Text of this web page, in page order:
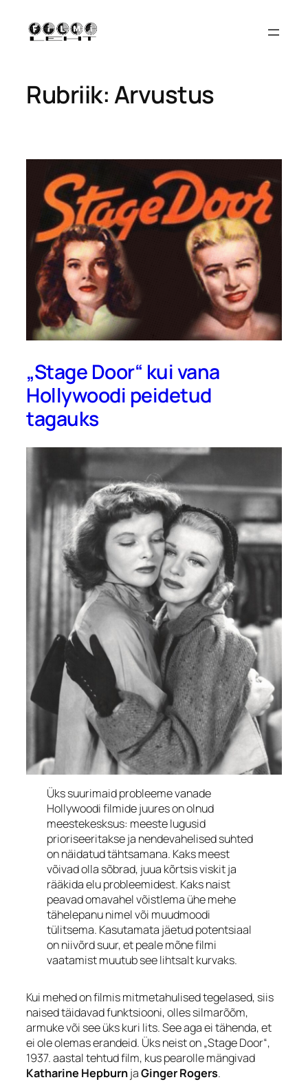
sisu
juurde
Rubriik:Arvustus
„Stage Door“ kui vana
Hollywoodi peidetud
tagauks
Üks suurimaid probleeme vanade
Hollywoodi filmide juures on olnud
meestekesksus: meeste lugusid
prioriseeritakse ja nendevahelised suhted
on näidatud tähtsamana. Kaks meest
võivad olla sõbrad, juua kõrtsis viskit ja
rääkida elu probleemidest. Kaks naist
peavad omavahel võistlema ühe mehe
tähelepanu nimel või muudmoodi
tülitsema. Kasutamata jäetud potentsiaal
on niivõrd suur, et peale mõne filmi
vaatamist muutub see lihtsalt kurvaks.
Kui mehed on filmis mitmetahulised tegelased, siis
naised täidavad funktsiooni, olles silmarõõm,
armuke või see üks kuri lits. See aga ei tähenda, et
ei ole olemas erandeid. Üks neist on „Stage Door“,
1937. aastal tehtud film, kus pearolle mängivad
Katharine HepburnjaGinger Rogers.